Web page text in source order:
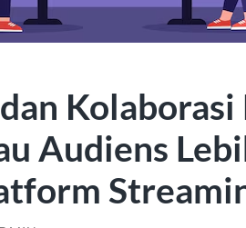
Audiens